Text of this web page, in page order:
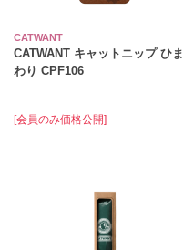
CATWANT
CATWANT キャットニップ ひま
わり CPF106
[会員のみ価格公開]